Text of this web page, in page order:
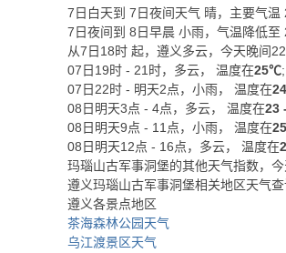
7日白天到 7日夜间天气 晴，主要气温
7日夜间到 8日早晨 小雨，气温降低至
从7日18时 起，遵义多云，今天晚间
07日19时 - 21时，多云， 温度在25℃;
07日22时 - 明天2点，小雨， 温度在
08日明天3点 - 4点，多云， 温度在23
08日明天9点 - 11点，小雨， 温度在
08日明天12点 - 16点，多云， 温度在
玛瑙山古军事洞堡的其他天气指数，
遵义玛瑙山古军事洞堡相关地区天气
遵义各景点地区
茶海森林公园天气
乌江渡景区天气